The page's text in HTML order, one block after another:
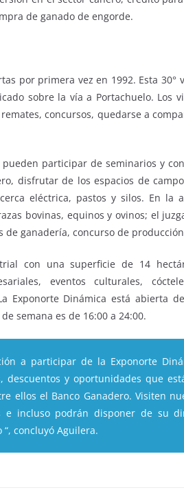
de ganado de engorde.
por primera vez en 1992. Esta 30°
sobre la vía a Portachuelo. Los
concursos, quedarse a
participar de seminarios y
disfrutar de los espacios de
eléctrica, pastos y silos. En la
bovinas, equinos y ovinos; el
ganadería, concurso de
con una superficie de 14
eventos culturales,
Exponorte Dinámica está abierta
semana es de 16:00 a 24:00.
a participar de la Exponorte
descuentos y oportunidades que
ellos el Banco Ganadero. Visiten
e incluso podrán disponer de su
“, concluyó Aguilera.